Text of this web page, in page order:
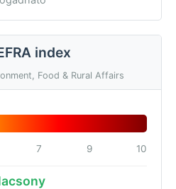
index
Food & Rural Affairs
7 9 10